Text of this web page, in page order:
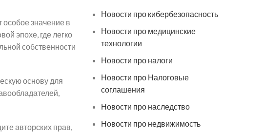
значение в
эпохе, где легко
собственности
основу для
авторских прав,
Новости про кибербезопасность
Новости про медицинские
технологии
Новости про налоги
Новости про Налоговые
соглашения
Новости про наследство
Новости про недвижимость